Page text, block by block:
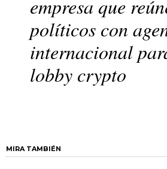
empresa que
políticos con
internacional
lobby crypto
MIRA TAMBIÉN